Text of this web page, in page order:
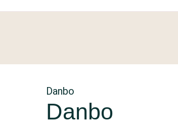
Danbo
Danbo